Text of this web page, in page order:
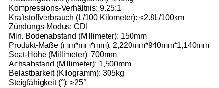
Kompressions-Verhältnis: 9.25:1
Kraftstoffverbrauch (L/100 Kilometer): ≤2.8L/100km
Zündungs-Modus: CDI
Min. Bodenabstand (Millimeter): 150mm
Produkt-Maße (mm*mm*mm): 2,220mm*940mm*1,140mm
Seat-Höhe (Millimeter): 700mm
Achsabstand (Millimeter): 1,500mm
Belastbarkeit (Kilogramm): 305kg
Steigfähigkeit (°): ≥25°